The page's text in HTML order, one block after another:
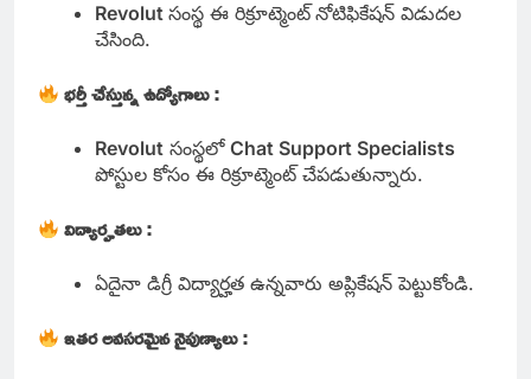
Revolut సంస్థ ఈ రిక్రూట్మెంట్ నోటిఫికేషన్ విడుదల
చేసింది.
భర్తీ చేస్తున్న ఉద్యోగాలు :
Revolut సంస్థలో Chat Support Specialists
పోస్టుల కోసం ఈ రిక్రూట్మెంట్ చేపడుతున్నారు.
విద్యార్హతలు :
ఏదైనా డిగ్రీ విద్యార్హత ఉన్నవారు అప్లికేషన్ పెట్టుకోండి.
ఇతర అవసరమైన నైపుణ్యాలు :